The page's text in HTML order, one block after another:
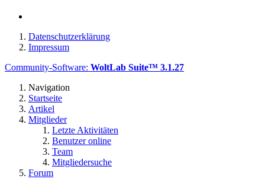
Datenschutzerklärung
Impressum
Community-Software: WoltLab Suite™ 3.1.27
Navigation
Startseite
Artikel
Mitglieder
Letzte Aktivitäten
Benutzer online
Team
Mitgliedersuche
Forum